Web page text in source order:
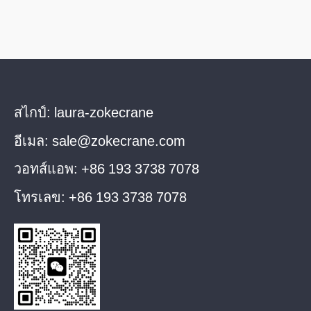
สไกป์: laura-zokecrane
อีเมล: sale@zokecrane.com
วอทส์แอพ: +86 193 3738 7078
โทรเลข: +86 193 3738 7078